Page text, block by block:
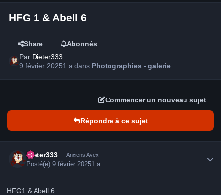
HFG 1 & Abell 6
Share
Abonnés
Par Dieter333
9 février 20251 a dans Photographies - galerie
Commencer un nouveau sujet
Répondre à ce sujet
Dieter333 Anciens Avex
Posté(e)9 février 20251 a
HFG1 & Abell 6